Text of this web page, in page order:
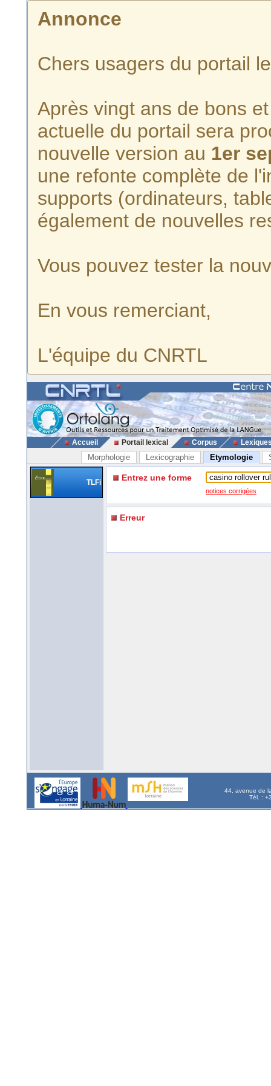
Annonce
Chers usagers du portail
Après vingt ans de bons
actuelle du portail sera
nouvelle version au 1er
une refonte complète de
supports (ordinateurs,
également de nouvelles
Vous pouvez tester la
En vous remerciant,
L'équipe du CNRTL
Accueil Portail lexical Corpus
Morphologie Lexicographie Etymologie
TLFi Entrez une forme
notices corrigées
Erreur
44, avenue de
Tél. :